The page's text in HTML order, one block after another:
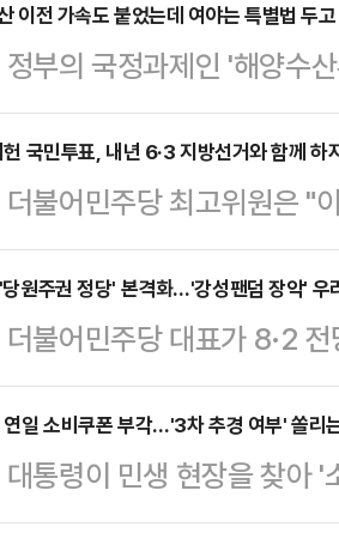
성 지지층만 바라보며 제
는 태도를 견지하면서다.
특별위원회' 출범을 완료
표는 추석(10월 6일) 전까
대표는 지난 4일 국회에서
이전 가속도 붙었는데 여야는 특별법 두
부의 국정과제인 '해양수
은 가운데 여야 의원들이
정책 주도권을 어느 한쪽으
더불어민주당 의원(초선
중앙행정기관·공공기관
을 지원하는 내용을 담은
대표발의했다.이번 특별법
지원 체계를 …
국민투표, 내년 6·3 지방선거와 함께 하
불어민주당 최고위원은 "
와 함께 개헌을 추진하자"
비용 절감과 책임 정치라
최고위원은 18일 국회에
국정기획위원회가 첫 번
다.전 최고위원은 "대통
종식을 위해서는 반드시 개
인 5·18 정신의…
원주권 정당' 본격화…'강성팬덤 장악' 우
불어민주당 대표가 8·2
실화 하고 있다. 당대표가
원 '1인 1표제'를 예고하는
원로들조차 "당원만 보고
는 아랑곳 않는 모양새다.
일 소비쿠폰 부각…'3차 추경 여부' 쏠리
통령이 민생 현장을 찾아
서 상인들을 격려하고, 수